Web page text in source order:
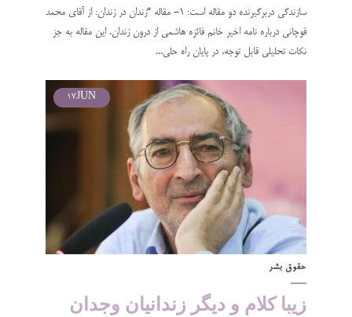
سازندگی دربرگیرنده دو مقاله است: ۱- مقاله “زندان در زندان: از آقای محمد
قوچانی درباره نامه اخیر خانم فائزه هاشمی از درون زندان. این مقاله به جز
نکات تحلیلی قابل توجه، در پایان راه حلی...
JUN
17
حقوق بشر
زیبا کلام و دیگر زندانیان وجدان